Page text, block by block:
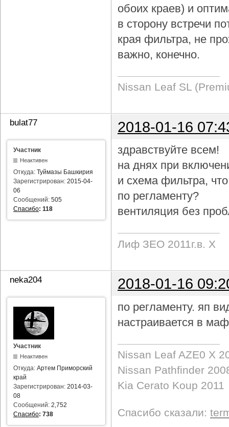
обоих краев) и
в сторону встречи
края фильтра, не
важно, конечно.
Nissan Leaf SL
bulat77 2018-01-16
Участник
Неактивен
Откуда: Туймазы Башкирия
Зарегистрирован: 2015-04-
06
Сообщений: 505
Спасибо: 118
здравствуйте всем!
на днях при
и схема фильтра,
по регламенту?
вентиляция без
Лиф ЗЕО 2011г.в. Х
neka204 2018-01-16
Участник
Неактивен
Откуда: Артем Приморский
край
Зарегистрирован: 2014-03-
08
Сообщений: 2,752
Спасибо: 738
по регламенту. яп
настраивается в
Nissan Leaf AZE0 X
Nissan Pathfinder
Kia Cerato Koup 2011
Спасибо сказали: